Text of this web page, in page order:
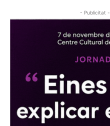
- Publicitat -